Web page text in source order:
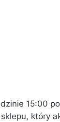
15:00
który